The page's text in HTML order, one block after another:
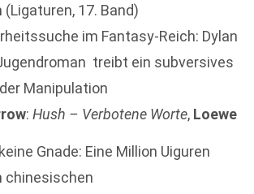
(Ligaturen, 17. Band)
im Fantasy-Reich: Dylan
treibt ein subversives
Manipulation
: Hush – Verbotene Worte, Loewe
Gnade: Eine Million Uiguren
chinesischen